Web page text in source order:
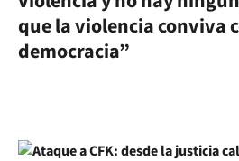
que la violencia conviva
democracia”